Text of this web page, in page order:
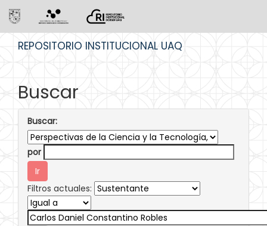
REPOSITORIO INSTITUCIONAL UAQ
Buscar
Buscar:
por
Filtros actuales: